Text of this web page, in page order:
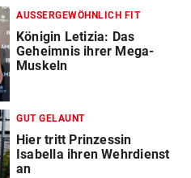
AUSSERGEWÖHNLICH FIT
Königin Letizia: Das
Geheimnis ihrer Mega-
Muskeln
GUT GELAUNT
Hier tritt Prinzessin
Isabella ihren Wehrdienst
an